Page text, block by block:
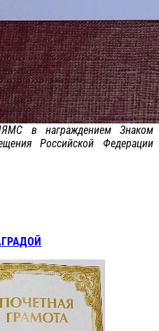
в награждением Знаком
Российской Федерации